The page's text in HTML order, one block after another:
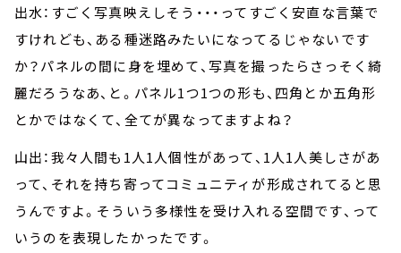
出水：すごく写真映えしそう・・・ってすごく安直な言葉で
すけれども、ある種迷路みたいになってるじゃないです
か？パネルの間に身を埋めて、写真を撮ったらさっそく綺
麗だろうなあ、と。パネル1つ1つの形も、四角とか五角形
とかではなくて、全てが異なってますよね？
山出：我々人間も1人1人個性があって、1人1人美しさがあ
って、それを持ち寄ってコミュニティが形成されてると思
うんですよ。そういう多様性を受け入れる空間です、って
いうのを表現したかったです。